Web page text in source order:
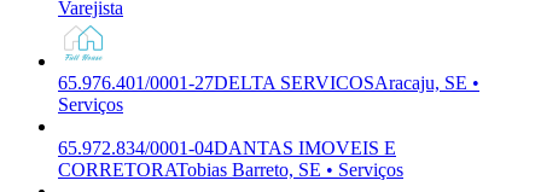
Varejista
65.976.401/0001-27DELTA SERVICOSAracaju, SE •
Serviços
65.972.834/0001-04DANTAS IMOVEIS E
CORRETORATobias Barreto, SE • Serviços